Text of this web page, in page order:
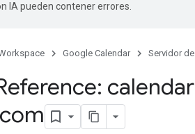
IA pueden contener errores.
Google Calendar Servidor de
Reference:
com